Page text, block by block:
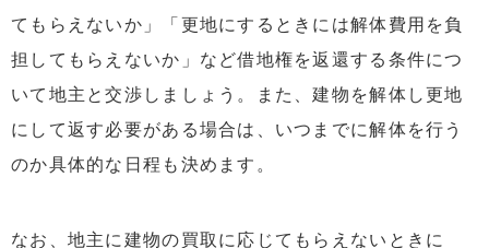
てもらえないか」「更地にするときには解体費用を負
担してもらえないか」など借地権を返還する条件につ
いて地主と交渉しましょう。また、建物を解体し更地
にして返す必要がある場合は、いつまでに解体を行う
のか具体的な日程も決めます。
なお、地主に建物の買取に応じてもらえないときに